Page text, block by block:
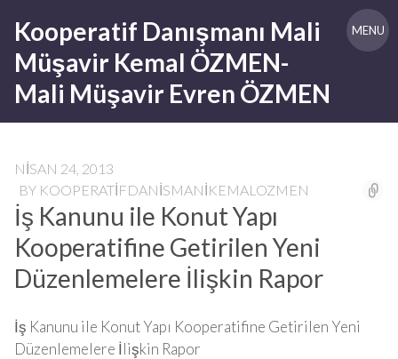
content
Kooperatif Danışmanı Mali
Müşavir Kemal ÖZMEN-
Mali Müşavir Evren ÖZMEN
MENU
NISAN 24, 2013
BY KOOPERATIFDANISMANIKEMALOZMEN
İş Kanunu ile Konut Yapı
Kooperatifine Getirilen Yeni
Düzenlemelere İlişkin Rapor
İş Kanunu ile Konut Yapı Kooperatifine Getirilen Yeni
Düzenlemelere İlişkin Rapor